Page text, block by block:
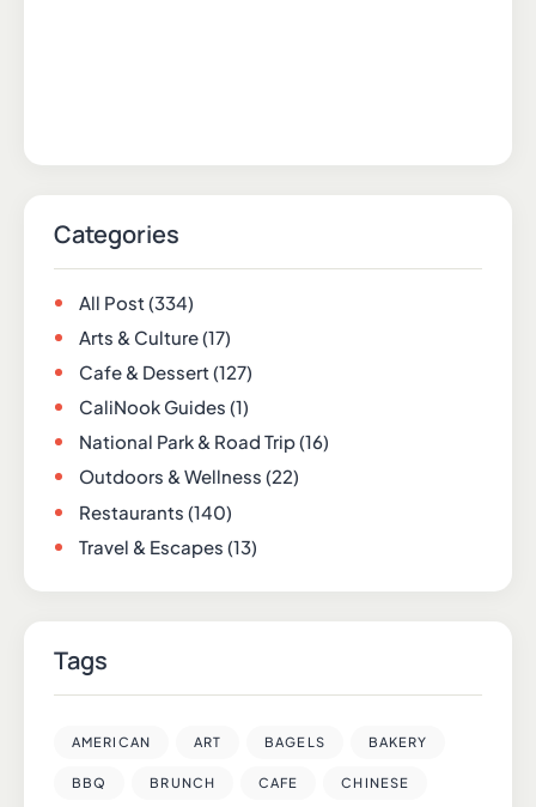
Categories
All Post(334)
Arts & Culture(17)
Cafe & Dessert(127)
CaliNook Guides (1)
National Park & Road Trip(16)
Outdoors & Wellness (22)
Restaurants (140)
Travel & Escapes (13)
Tags
AMERICAN ART BAGELS BAKERY
BBQ BRUNCH CAFE CHINESE